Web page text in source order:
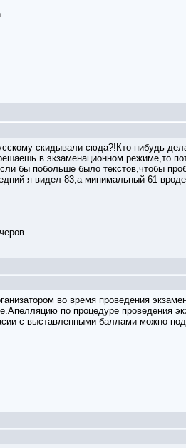
скидывали сюда?!Кто-нибудь
в экзаменационном режиме,то
бы побольше было текстов,чтобы
я видел 83,а минимальный 61
во время проведения
по процедуре проведения
с выставленными баллами можно